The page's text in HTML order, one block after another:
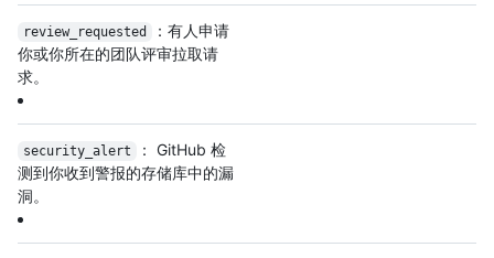
review_requested
：有人申请
你或你所在的团队评审拉取请
求。
security_alert
： GitHub 检
测到你收到警报的存储库中的漏
洞。